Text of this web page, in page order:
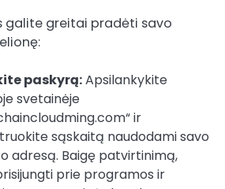
galite greitai pradėti savo
paskyrą:Apsilankykite
svetainėje
ir
sąskaitą naudodami savo
adresą. Baigę patvirtinimą,
prie programos ir